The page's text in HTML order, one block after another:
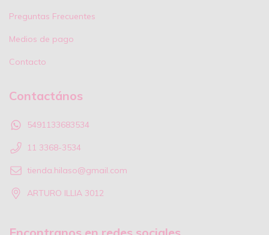
Preguntas Frecuentes
Medios de pago
Contacto
Contactános
5491133683534
11 3368-3534
tienda.hilaso@gmail.com
ARTURO ILLIA 3012